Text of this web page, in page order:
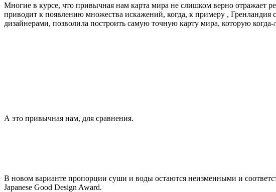
Многие в курсе, что привычная нам карта мира не слишком верно отражает
приводит к появлению множества искажений, когда, к примеру ,
дизайнерами, позволила построить самую точную карту мира, которую когда-
А это привычная нам, для сравнения.
В новом варианте пропорции суши и воды остаются неизменными и
Japanese Good Design Award.